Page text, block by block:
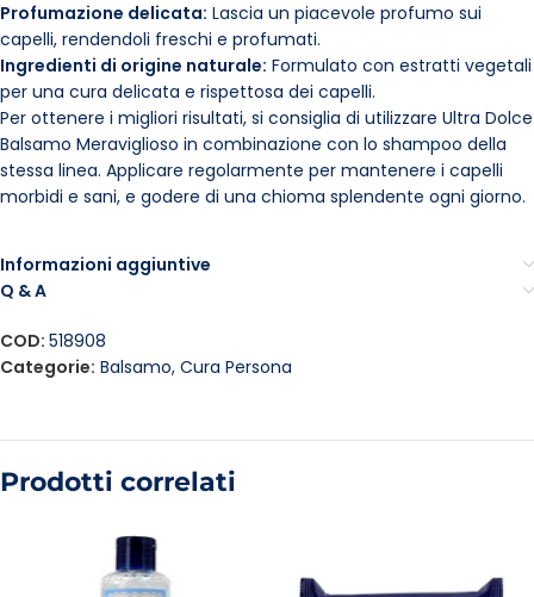
Profumazione delicata: Lascia un piacevole profumo sui
capelli, rendendoli freschi e profumati.
Ingredienti di origine naturale: Formulato con estratti vegetali
per una cura delicata e rispettosa dei capelli.
Per ottenere i migliori risultati, si consiglia di utilizzare Ultra Dolce
Balsamo Meraviglioso in combinazione con lo shampoo della
stessa linea. Applicare regolarmente per mantenere i capelli
morbidi e sani, e godere di una chioma splendente ogni giorno.
Informazioni aggiuntive
Q & A
COD: 518908
Categorie: Balsamo, Cura Persona
Prodotti correlati